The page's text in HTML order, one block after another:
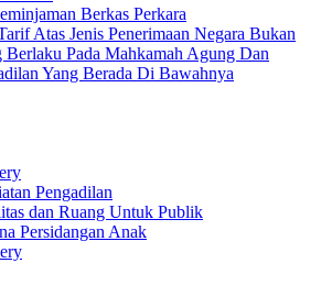
Berkas Perkara
Atas Jenis Penerimaan Negara Bukan
Berlaku Pada Mahkamah Agung Dan
Yang Berada Di Bawahnya
Pengadilan
dan Ruang Untuk Publik
Persidangan Anak